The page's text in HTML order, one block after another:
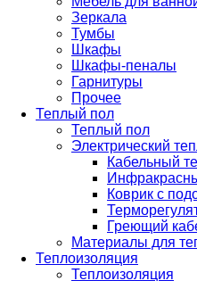
Зеркала
Тумбы
Шкафы
Шкафы-пеналы
Гарнитуры
Прочее
Теплый пол
Теплый пол
Электрический
Кабельный
Коврик с
Греющий
Материалы для
Теплоизоляция
Теплоизоляция